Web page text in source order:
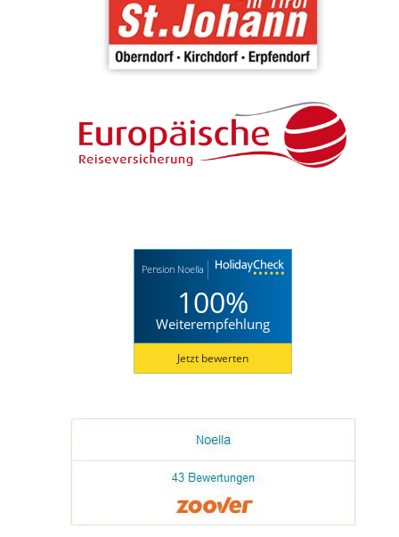
Pension Noella
100%
Weiterempfehlung
Jetzt bewerten